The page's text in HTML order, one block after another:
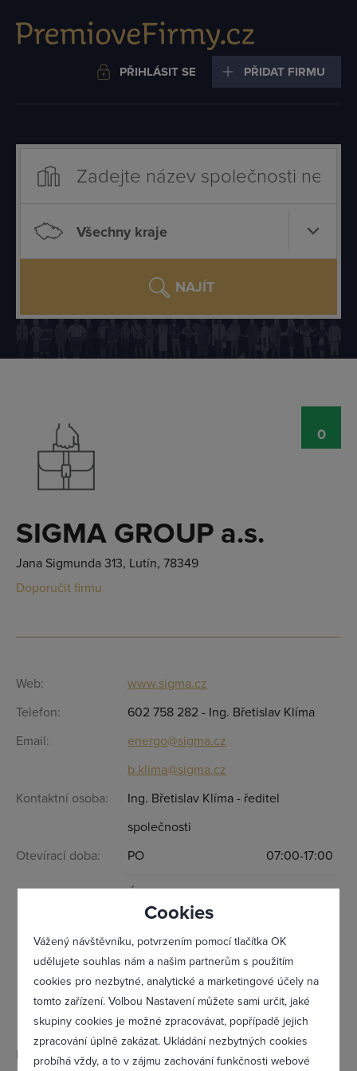
Cookies
Vážený návštěvníku, potvrzením pomocí tlačítka OK
udělujete souhlas nám a našim partnerům s použitím
cookies pro nezbytné, analytické a marketingové účely na
tomto zařízení. Volbou Nastavení můžete sami určit, jaké
skupiny cookies je možné zpracovávat, popřípadě jejich
zpracování úplně zakázat. Ukládání nezbytných cookies
probíhá vždy, a to v zájmu zachování funkčnosti webové
PŘIHLÁSIT SE PŘIDAT FIRMU
Všechny kraje
NAJÍT
SIGMA GROUP a.s.
Jana Sigmunda 313, Lutín, 78349
Doporučit firmu
0
Web:
www.sigma.cz
Telefon:
602 758 282 - Ing. Břetislav Klíma
Email:
energo@sigma.cz
b.klima@sigma.cz
Kontaktní osoba:
Ing. Břetislav Klíma - ředitel
společnosti
Otevírací doba:
PO 07:00-17:00
ÚT 07:00-17:00
ČT 07:00-17:00
PÁ 07:00-17:00
IČ:
60702001
Přihlásit se
Zapomněl(a) jsem heslo